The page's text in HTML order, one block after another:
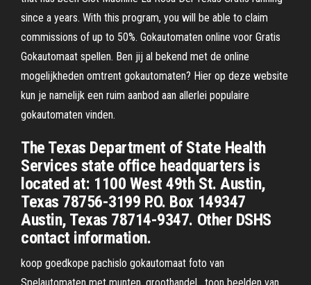
since a years. With this program, you will be able to claim
commissions of up to 50%. Gokautomaten online voor Gratis
Gokautomaat spellen. Ben jij al bekend met de online
mogelijkheden omtrent gokautomaten? Hier op deze website
kun je namelijk een ruim aanbod aan allerlei populaire
gokautomaten vinden.
The Texas Department of State Health
Services state office headquarters is
located at: 1100 West 49th St. Austin,
Texas 78756-3199 P.O. Box 149347
Austin, Texas 78714-9347. Other DSHS
contact information.
koop goedkope pachislo gokautomaat foto van